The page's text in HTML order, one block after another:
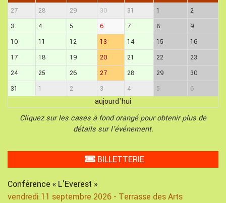
27 28 29 30 31 1
2
3
4 5 6 7 8
9
10
11 12 13 14 15
16
17
18 19 20 21 22
23
24
25 26 27 28 29
30
31
1 2 3 4 5 6
aujourd'hui
Cliquez sur les cases à fond orangé pour obtenir plus de
détails sur l'événement.
BILLETTERIE
Conférence « L'Everest »
vendredi 11 septembre 2026 - Terrasse des Arts